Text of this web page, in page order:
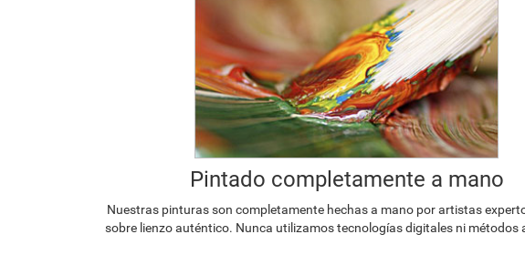
Pintado completamente a mano
Nuestras pinturas son completamente hechas a mano por artistas
sobre lienzo auténtico. Nunca utilizamos tecnologías digitales ni métodos